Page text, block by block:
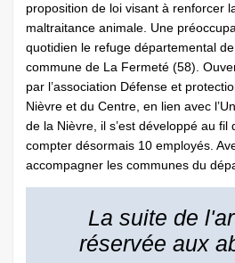
proposition de loi visant à renforcer
maltraitance animale. Une
quotidien le refuge départemental
commune de La Fermeté (58).
par l’association Défense et
Nièvre et du Centre, en lien avec
de la Nièvre, il s’est développé au
compter désormais 10 employés.
accompagner les communes du
La suite de
réservée aux